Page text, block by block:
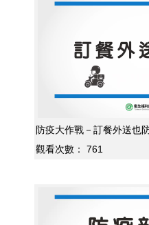
防疫大作戰－訂餐外送也
觀看次數：
761